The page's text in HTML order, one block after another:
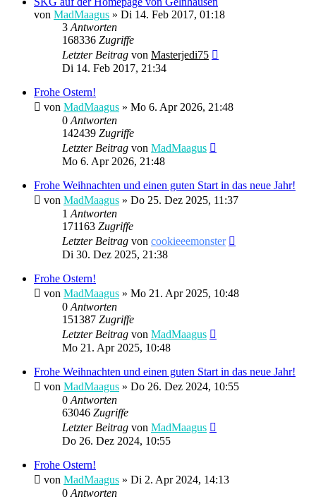
von MadMaagus » Di 14. Feb 2017, 01:18
3 Antworten
168336 Zugriffe
Letzter Beitrag von Masterjedi75
Di 14. Feb 2017, 21:34
Frohe Ostern!
von MadMaagus » Mo 6. Apr 2026, 21:48
0 Antworten
142439 Zugriffe
Letzter Beitrag von MadMaagus
Mo 6. Apr 2026, 21:48
Frohe Weihnachten und einen guten Start in das neue Jahr!
von MadMaagus » Do 25. Dez 2025, 11:37
1 Antworten
171163 Zugriffe
Letzter Beitrag von cookieeemonster
Di 30. Dez 2025, 21:38
Frohe Ostern!
von MadMaagus » Mo 21. Apr 2025, 10:48
0 Antworten
151387 Zugriffe
Letzter Beitrag von MadMaagus
Mo 21. Apr 2025, 10:48
Frohe Weihnachten und einen guten Start in das neue Jahr!
von MadMaagus » Do 26. Dez 2024, 10:55
0 Antworten
63046 Zugriffe
Letzter Beitrag von MadMaagus
Do 26. Dez 2024, 10:55
Frohe Ostern!
von MadMaagus » Di 2. Apr 2024, 14:13
0 Antworten